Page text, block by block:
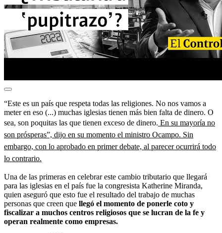
“Este es un país que respeta todas las religiones. No nos vamos a
meter en eso (...) muchas iglesias tienen más bien falta de dinero. O
sea, son poquitas las que tienen exceso de dinero. En su mayoría no
son prósperas”, dijo en su momento el ministro Ocampo. Sin
embargo, con lo aprobado en primer debate, al parecer ocurrirá todo
lo contrario.
Una de las primeras en celebrar este cambio tributario que llegará
para las iglesias en el país fue la congresista Katherine Miranda,
quien aseguró que esto fue el resultado del trabajo de muchas
personas que creen que llegó el momento de ponerle coto y
fiscalizar a muchos centros religiosos que se lucran de la fe y
operan realmente como empresas.